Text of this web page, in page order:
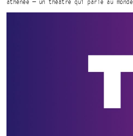
athénée — un théâtre qui parle au monde